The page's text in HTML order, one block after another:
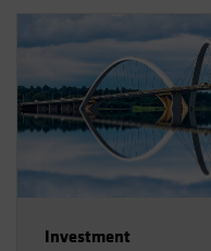
Investment